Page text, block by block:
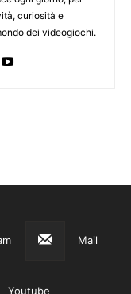
curiosità e
dei videogiochi.
Mail
Youtube